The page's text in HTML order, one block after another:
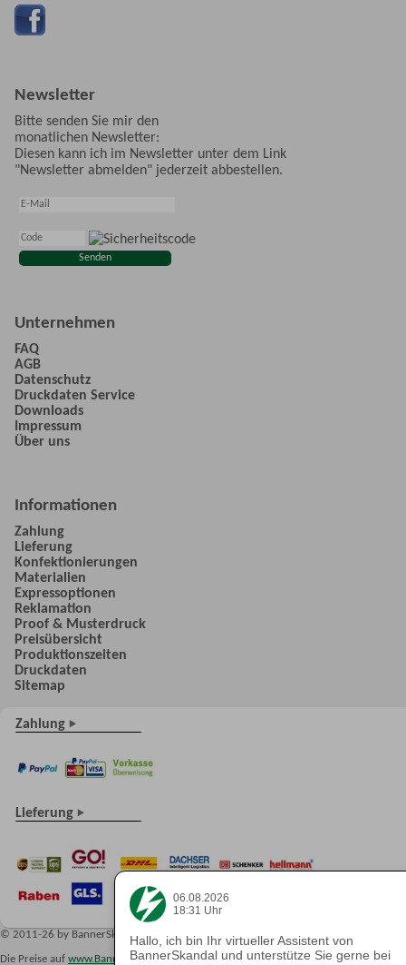
06.08.2026
18:31 Uhr
Hallo, ich bin Ihr virtueller Assistent von
BannerSkandal und unterstütze Sie gerne bei
Newsletter
Bitte senden Sie mir den
monatlichen Newsletter:
Diesen kann ich im Newsletter unter dem Link
"Newsletter abmelden" jederzeit abbestellen.
Unternehmen
FAQ
AGB
Datenschutz
Druckdaten Service
Downloads
Impressum
Über uns
Informationen
Zahlung
Lieferung
Konfektionierungen
Materialien
Expressoptionen
Reklamation
Proof & Musterdruck
Preisübersicht
Produktionszeiten
Druckdaten
Sitemap
Zahlung
Lieferung
© 2011-26 by BannerSkandal GmbH
Die Preise auf www.BannerSkandal.deverstehen sich rein netto, zuzüglich 19%